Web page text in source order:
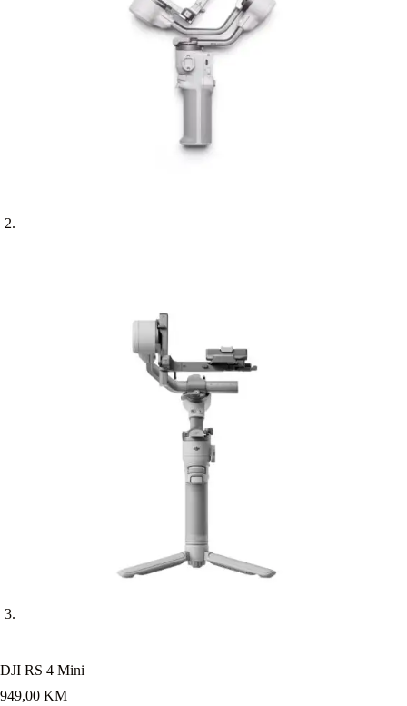
DJI RS 4 Mini
949,00 KM